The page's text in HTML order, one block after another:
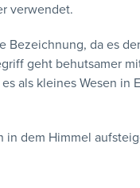
verwendet.
Bezeichnung, da es
geht behutsamer
als kleines Wesen in
in dem Himmel